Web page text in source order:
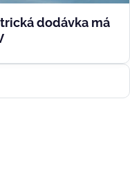
dodávka má